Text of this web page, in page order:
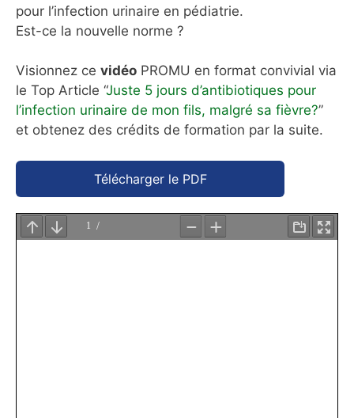
pour l’infection urinaire en pédiatrie.
Est-ce la nouvelle norme ?
Visionnez ce vidéo PROMU en format convivial via
le Top Article “Juste 5 jours d’antibiotiques pour
l’infection urinaire de mon fils, malgré sa fièvre?”
et obtenez des crédits de formation par la suite.
Télécharger le PDF